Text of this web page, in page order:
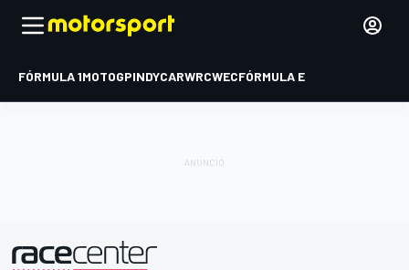
FÓRMULA 1MOTOGPINDYCARWRCWECFÓRMULA E